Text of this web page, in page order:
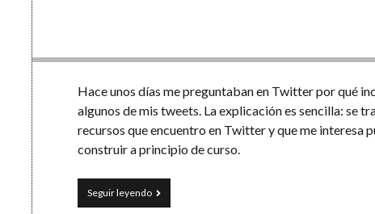
Hace unos días me preguntaban en Twitter por qué
algunos de mis tweets. La explicación es sencilla: se
recursos que encuentro en Twitter y que me interesa
construir a principio de curso.
Seguir leyendoSi
esto,